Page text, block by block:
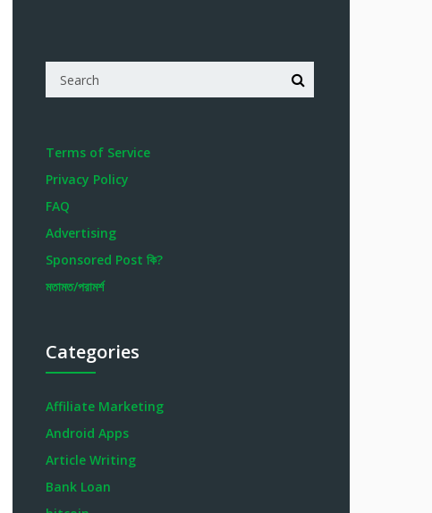
Terms of Service
Privacy Policy
FAQ
Advertising
Sponsored Post কি?
মতামত/পরামর্শ
Categories
Affiliate Marketing
Android Apps
Article Writing
Bank Loan